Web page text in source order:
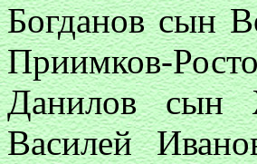
Богданов сын
Приимков-
Данилов сын
Василей